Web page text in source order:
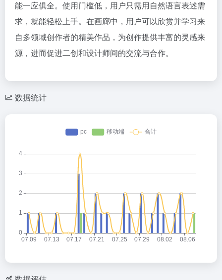
能一应俱全。使用门槛低，用户只需用自然语言表述需
求，就能轻松上手。在画廊中，用户可以欣赏并学习来
自多领域创作者的精美作品，为创作提供丰富的灵感来
源，进而促进二创和设计师间的交流与合作。
数据统计